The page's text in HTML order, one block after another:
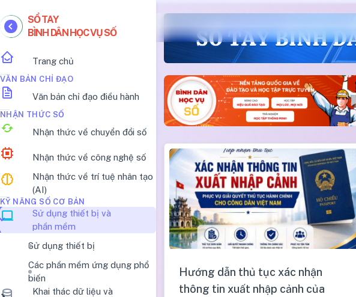
SỔ TAY
BÌNH DÂN HỌC VỤ SỐ
Trang chủ
VĂN BẢN CHỈ ĐẠO
Văn bản chỉ đạo điều hành
NHẬN THỨC SỐ
Nhận thức về chuyển đổi số
Nhận thức về công nghệ số
Nhận thức về trí tuệ nhân tạo
(AI)
KỸ NĂNG SỐ CƠ BẢN
Sử dụng thiết bị và
phần mềm
Sử dụng thiết bị
Các phần mềm ứng dụng phổ
biến
Khai thác dữ liệu và
Hướng dẫn thủ tục xác nhận
thông tin xuất nhập cảnh của